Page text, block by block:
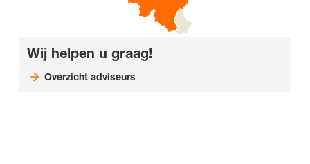
Wij helpen u graag!
Overzicht adviseurs